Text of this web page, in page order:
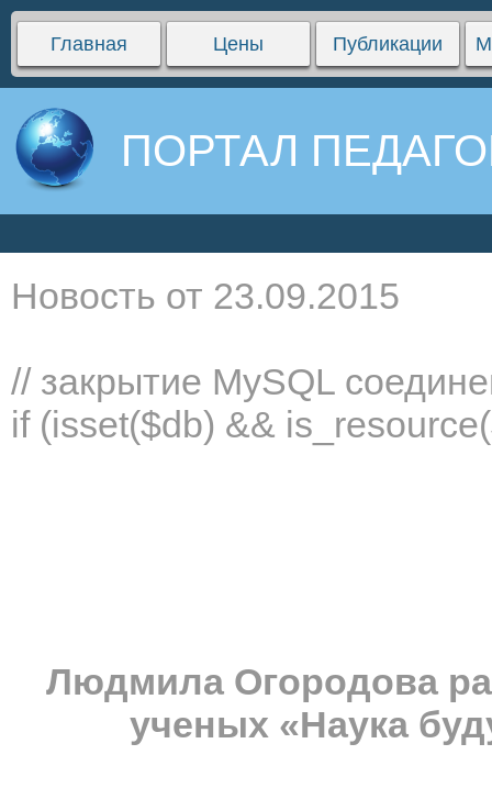
Главная Цены Публикации
ПОРТАЛ
Новость от 23.09.2015
// закрытие MySQL
if (isset($db) &&
Людмила Огородова
ученых «Наука